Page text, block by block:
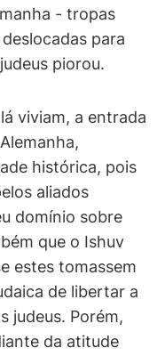
- tropas
para
piorou.
viviam, a entrada
histórica, pois
aliados
domínio sobre
que o Ishuv
estes tomassem
de libertar a
judeus. Porém,
da atitude